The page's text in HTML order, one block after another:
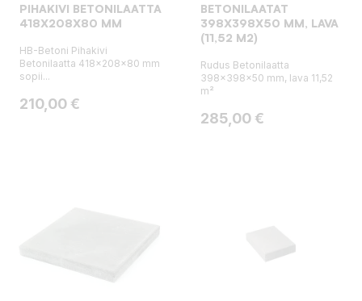
PIHAKIVI BETONILAATTA
418X208X80 MM
HB-Betoni Pihakivi
Betonilaatta 418x208x80 mm
sopii...
Hinta
210,00 €
BETONILAATAT
398X398X50 MM, LAVA
(11,52 M2)
Rudus Betonilaatta
398x398x50 mm, lava 11,52
m²
Hinta
285,00 €